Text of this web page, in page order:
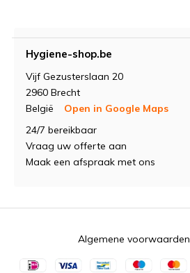
Hygiene-shop.be
Vijf Gezusterslaan 20
2960 Brecht
België
Open in Google Maps
24/7 bereikbaar
Vraag uw offerte aan
Maak een afspraak met ons
Algemene voorwaarden